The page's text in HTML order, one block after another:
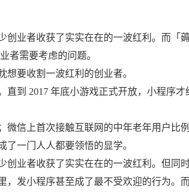
创业者收获了实实在在的一波红利。而「
者需要考虑的问题。
要收割一波红利的创业者。
到 2017 年底小游戏正式开放，小程序才
信上首次接触互联网的中年老年用户比
一门人人都要领悟的显学。
业者收获了实实在在的一波红利。但同
，发小程序甚至成了最不受欢迎的行为。